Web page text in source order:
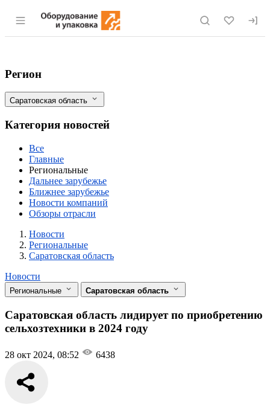
Раздел навигации по сайту eqinfo.ru
Саратовская область лидирует по
Фильтры
Регион
Саратовская область
Категория новостей
Все
Главные
Региональные
Дальнее зарубежье
Ближнее зарубежье
Новости компаний
Обзоры отрасли
Новости
Разделы
Новости
Региональные
Саратовская область
Новости
Региональные Саратовская область
Саратовская область лидирует по приобретению
сельхозтехники в 2024 году
28 окт 2024, 08:52 6438